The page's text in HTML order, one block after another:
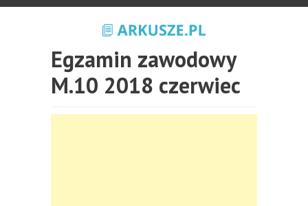
Egzamin zawodowy
M.10 2018 czerwiec